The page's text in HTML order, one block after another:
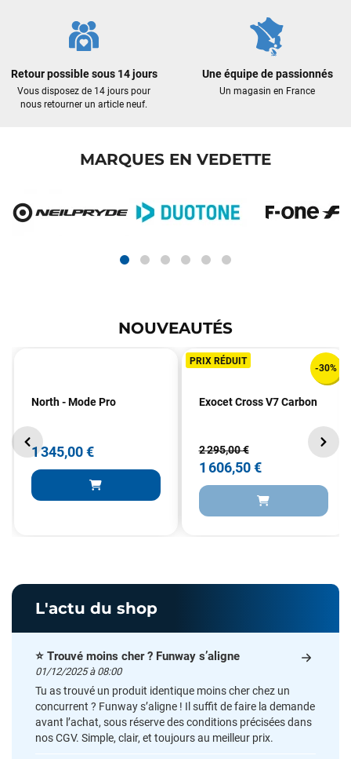
Retour possible sous 14 jours
Vous disposez de 14 jours pour
nous retourner un article neuf.
Une équipe de passionnés
Un magasin en France
MARQUES EN VEDETTE
NOUVEAUTÉS
North - Mode Pro
1 345,00 €
PRIX RÉDUIT
-30%
Exocet Cross V7 Carbon
2 295,00 €
1 606,50 €
L'actu du shop
⭐ Trouvé moins cher ? Funway s’aligne
01/12/2025 à 08:00
Tu as trouvé un produit identique moins cher chez un
concurrent ? Funway s’aligne ! Il suffit de faire la demande
avant l’achat, sous réserve des conditions précisées dans
nos CGV. Simple, clair, et toujours au meilleur prix.